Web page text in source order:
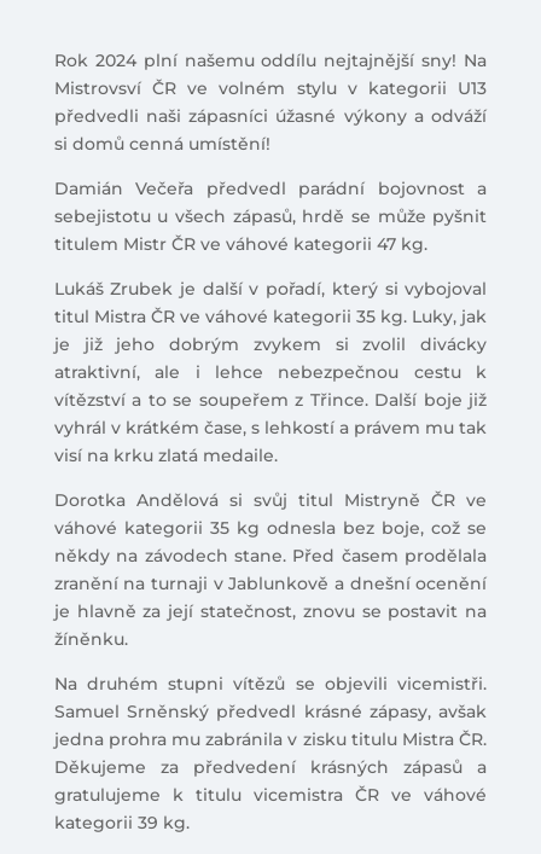
Rok 2024 plní našemu oddílu nejtajnější sny! Na
Mistrovsví ČR ve volném stylu v kategorii U13
předvedli naši zápasníci úžasné výkony a odváží
si domů cenná umístění!
Damián Večeřa předvedl parádní bojovnost a
sebejistotu u všech zápasů, hrdě se může pyšnit
titulem Mistr ČR ve váhové kategorii 47 kg.
Lukáš Zrubek je další v pořadí, který si vybojoval
titul Mistra ČR ve váhové kategorii 35 kg. Luky, jak
je již jeho dobrým zvykem si zvolil divácky
atraktivní, ale i lehce nebezpečnou cestu k
vítězství a to se soupeřem z Třince. Další boje již
vyhrál v krátkém čase, s lehkostí a právem mu tak
visí na krku zlatá medaile.
Dorotka Andělová si svůj titul Mistryně ČR ve
váhové kategorii 35 kg odnesla bez boje, což se
někdy na závodech stane. Před časem prodělala
zranění na turnaji v Jablunkově a dnešní ocenění
je hlavně za její statečnost, znovu se postavit na
žíněnku.
Na druhém stupni vítězů se objevili vicemistři.
Samuel Srněnský předvedl krásné zápasy, avšak
jedna prohra mu zabránila v zisku titulu Mistra ČR.
Děkujeme za předvedení krásných zápasů a
gratulujeme k titulu vicemistra ČR ve váhové
kategorii 39 kg.